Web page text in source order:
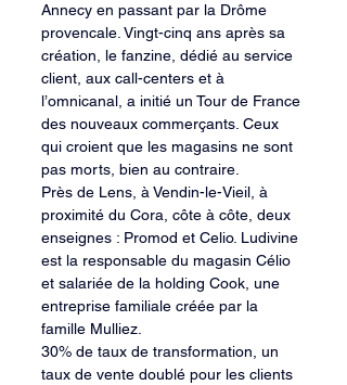
Annecy en passant par la Drôme
provencale. Vingt-cinq ans après sa
création, le fanzine, dédié au service
client, aux call-centers et à
l’omnicanal, a initié un Tour de France
des nouveaux commerçants. Ceux
qui croient que les magasins ne sont
pas morts, bien au contraire.
Près de Lens, à Vendin-le-Vieil, à
proximité du Cora, côte à côte, deux
enseignes : Promod et Celio. Ludivine
est la responsable du magasin Célio
et salariée de la holding Cook, une
entreprise familiale créée par la
famille Mulliez.
30% de taux de transformation, un
taux de vente doublé pour les clients